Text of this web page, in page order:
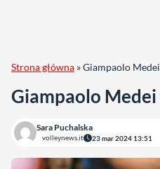
Strona główna »Giampaolo
Giampaolo
Sara Puchalska
volleynews.it 23 mar 2024 13:51